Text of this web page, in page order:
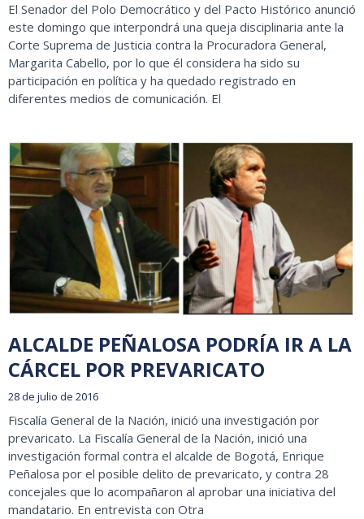
El Senador del Polo Democrático y del Pacto Histórico anunció
este domingo que interpondrá una queja disciplinaria ante la
Corte Suprema de Justicia contra la Procuradora General,
Margarita Cabello, por lo que él considera ha sido su
participación en política y ha quedado registrado en
diferentes medios de comunicación. El
ALCALDE PEÑALOSA PODRÍA IR A LA
CÁRCEL POR PREVARICATO
28 de julio de 2016
Fiscalía General de la Nación, inició una investigación por
prevaricato. La Fiscalía General de la Nación, inició una
investigación formal contra el alcalde de Bogotá, Enrique
Peñalosa por el posible delito de prevaricato, y contra 28
concejales que lo acompañaron al aprobar una iniciativa del
mandatario. En entrevista con Otra